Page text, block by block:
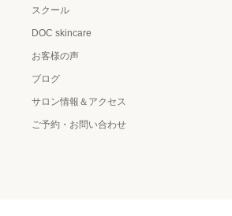
スクール
DOC skincare
お客様の声
ブログ
サロン情報＆アクセス
ご予約・お問い合わせ